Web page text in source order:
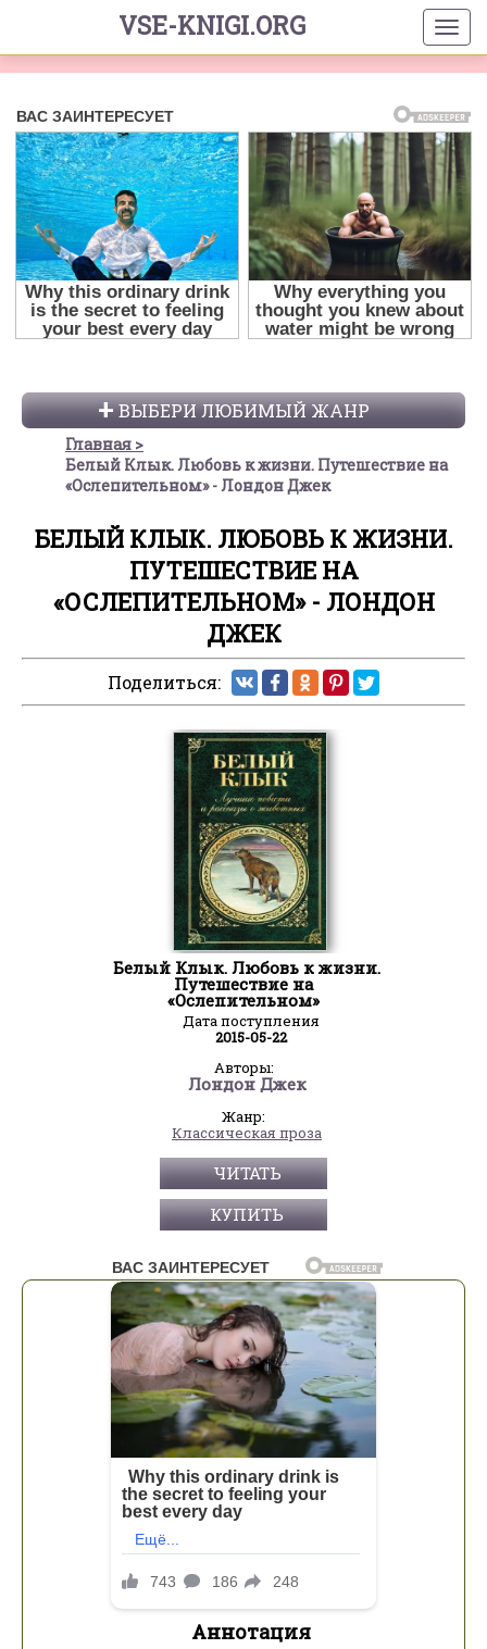
VSE-KNIGI.ORG
ВЫБЕРИ ЛЮБИМЫЙ ЖАНР
Главная
Белый Клык. Любовь к жизни. Путешествие на
«Ослепительном» - Лондон Джек
БЕЛЫЙ КЛЫК. ЛЮБОВЬ К ЖИЗНИ.
ПУТЕШЕСТВИЕ НА
«ОСЛЕПИТЕЛЬНОМ» - ЛОНДОН
ДЖЕК
Поделиться:
Белый Клык. Любовь к жизни.
Путешествие на
«Ослепительном»
Дата поступления
2015-05-22
Авторы:
Лондон Джек
Жанр:
Классическая проза
ЧИТАТЬ
КУПИТЬ
Аннотация